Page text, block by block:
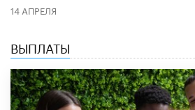
14 АПРЕЛЯ
ВЫПЛАТЫ